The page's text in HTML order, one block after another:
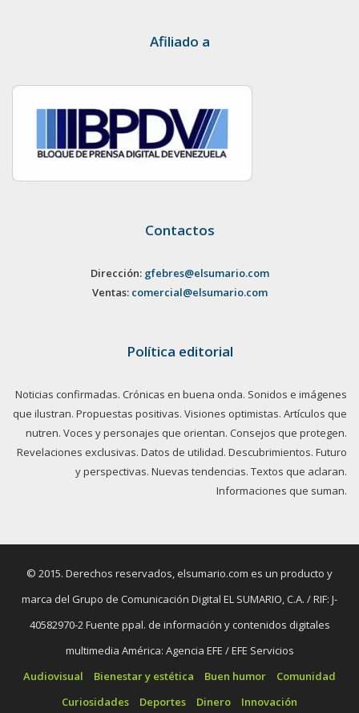
Afiliado a
Contactos
Dirección: gfebres@elsumario.com
Ventas: comercial@elsumario.com
Política editorial
Noticias confirmadas. Crónicas en buena onda. Sonidos e imágenes
que ilustran. Propuestas positivas. Visiones optimistas. Artículos que
nutren. Voces y personajes que orientan. Consejos que protegen.
Revelaciones exclusivas. Datos de utilidad. Descubrimientos. Futuro
y perspectivas. Nuevas tendencias. Textos que aclaran.
Informaciones que suman.
© 2015. Derechos reservados, elsumario.com es un producto y
marca del Grupo de Comunicación Digital EL SUMARIO, C.A. / RIF: J-
40582970-2 Fuente ppal. de información y contenidos digitales
multimedia América: Agencia EFE / EFE Servicios
Audiovisual
Bienestar y estética Buen humor
Comunidad
Curiosidades
Deportes Dinero Innovación